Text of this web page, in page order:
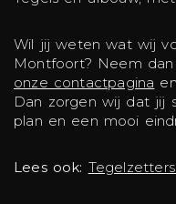
Wil jij weten wat wij
Montfoort? Neem
onze contactpagina
Dan zorgen wij dat jij
plan en een mooi
Lees ook: